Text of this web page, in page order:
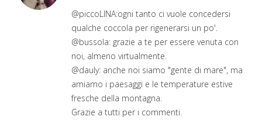
@piccoLINA:ogni tanto ci vuole concedersi
qualche coccola per rigenerarsi un po'.
@bussola: grazie a te per essere venuta con
noi, almeno virtualmente.
@dauly: anche noi siamo "gente di mare", ma
amiamo i paesaggi e le temperature estive
fresche della montagna.
Grazie a tutti per i commenti.